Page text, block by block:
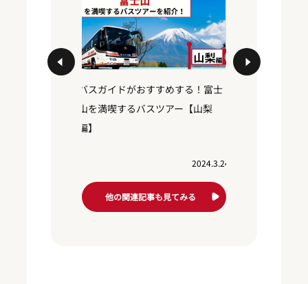
バスガイドがおすすめする！富士
山を満喫するバスツアー【山梨
編】
2024.3.24
他の関連記事も見てみる